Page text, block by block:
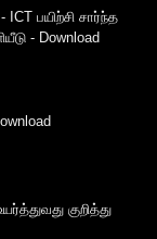
பயிற்சி சார்ந்த
- Download
குறித்து